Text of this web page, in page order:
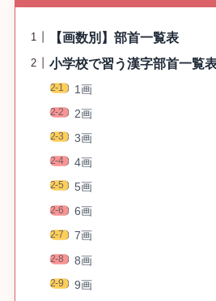
【画数別】部首一覧表
小学校で習う漢字部首一覧
1画
2画
3画
4画
5画
6画
7画
8画
9画